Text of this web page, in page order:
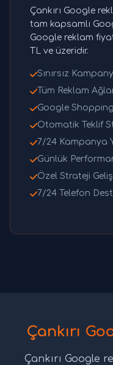
Çankırı Google
tam kapsamlı
Google reklam
TL ve üzeridir.
Sınırsız
Tüm Reklam
Google
Otomatik Teklif
7/24 Kampanya
Günlük
Özel Strateji
7/24 Telefon
Çankırı
Çankırı Google